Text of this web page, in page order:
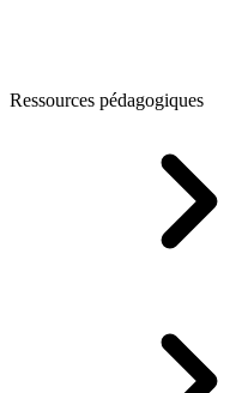
Ressources pédagogiques